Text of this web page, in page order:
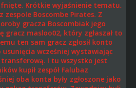
Krótkie wyjaśnienie tematu.
zespole Boscombe Pirates. Z
gracza Boscombiak jego
gracz masloo02, który zgłaszał to
ten sam gracz zgłosił konto
usunięcia wcześniej wystawiając
I tu wszystko jest
kupił zespół Falubaz
oba konta były zgłoszone jako